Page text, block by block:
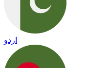
اردو